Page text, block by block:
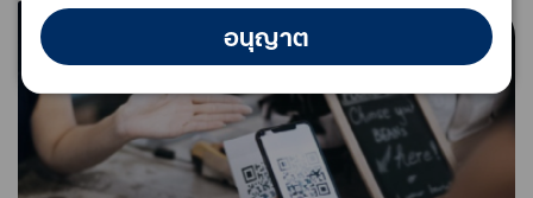
อนุญาต